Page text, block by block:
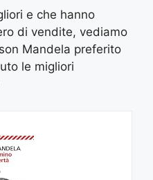
e che hanno
di vendite, vediamo
Mandela preferito
le migliori